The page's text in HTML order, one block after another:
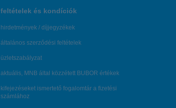
feltételek és kondíciók
hirdetmények / díjjegyzékek
általános szerződési feltételek
üzletszabályzat
aktuális, MNB által közzétett BUBOR értékek
kifejezéseket ismertető fogalomtár a fizetési
számlához